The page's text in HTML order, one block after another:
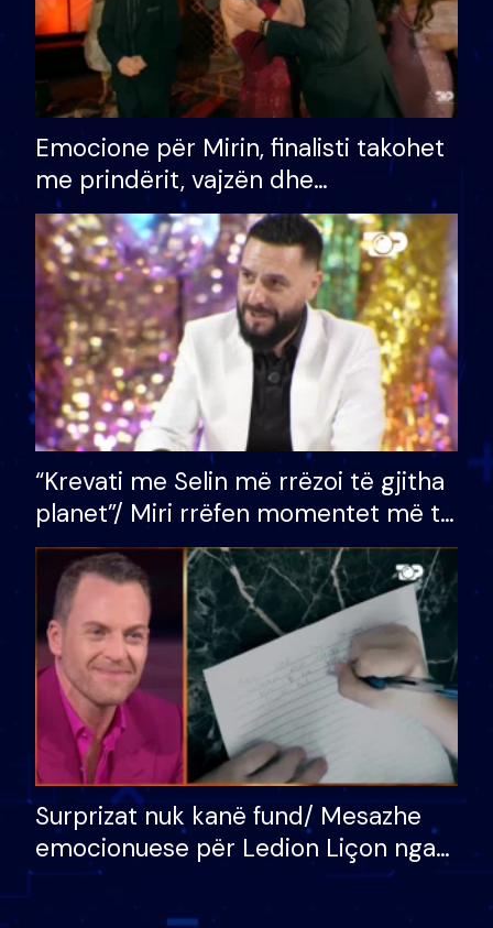
Emocione për Mirin, finalisti takohet
me prindërit, vajzën dhe
bashkëshorten: S’kemi ndonjë letër
divorci apo jo?
“Krevati me Selin më rrëzoi të gjitha
planet”/ Miri rrëfen momentet më të
bukura në shtëpinë e BB VIP: Do më
mungojë zilja e mëngjesit kur…
Surprizat nuk kanë fund/ Mesazhe
emocionuese për Ledion Liçon nga
nëna dhe fëmijët e tij, moderatori
nuk i mban dot lotët: Nuk meritoj…